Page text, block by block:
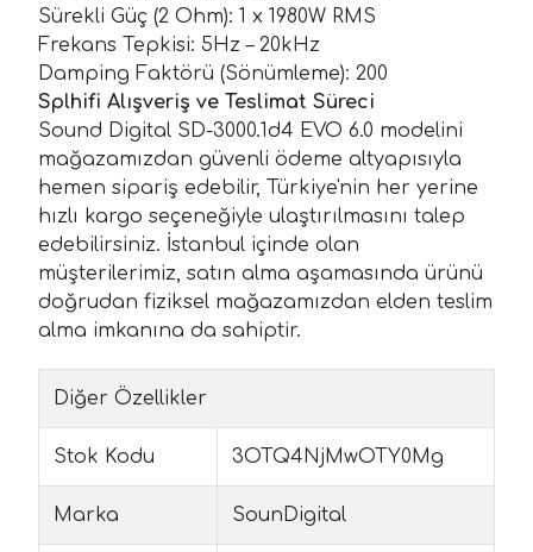
Sürekli Güç (2 Ohm): 1 x 1980W RMS
Frekans Tepkisi: 5Hz – 20kHz
Damping Faktörü (Sönümleme): 200
Splhifi Alışveriş ve Teslimat Süreci
Sound Digital SD-3000.1d4 EVO 6.0 modelini
mağazamızdan güvenli ödeme altyapısıyla
hemen sipariş edebilir, Türkiye'nin her yerine
hızlı kargo seçeneğiyle ulaştırılmasını talep
edebilirsiniz. İstanbul içinde olan
müşterilerimiz, satın alma aşamasında ürünü
doğrudan fiziksel mağazamızdan elden teslim
alma imkanına da sahiptir.
Diğer Özellikler
Stok Kodu 3OTQ4NjMwOTY0Mg
Marka SounDigital